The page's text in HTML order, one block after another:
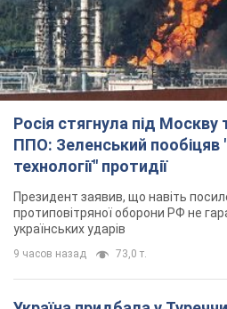
Президент заявив, що навіть
протиповітряної оборони РФ не
українських ударів
9 часов назад 73,0 т.
Україна придбала у
ракет і багато іншого
США оприлюднили список
Держдеп вже поставив до відома
10 часов назад 13,3 т.
"Нас почули на одне вухо":
день поспіль тривають